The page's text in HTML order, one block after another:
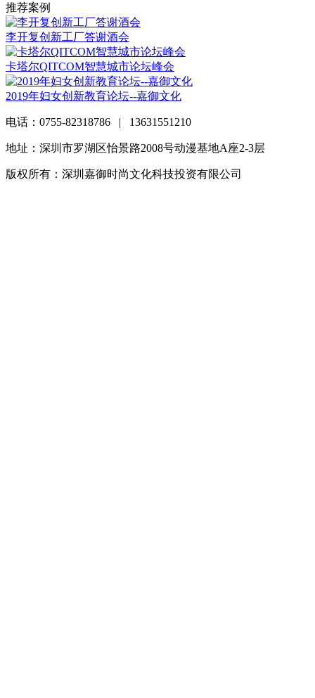
推荐案例
李开复创新工厂答谢酒会
卡塔尔QITCOM智慧城市论坛峰会
2019年妇女创新教育论坛--嘉御文化
电话：0755-82318786 | 13631551210
地址：深圳市罗湖区怡景路2008号动漫基地A座2-3层
版权所有：深圳嘉御时尚文化科技投资有限公司